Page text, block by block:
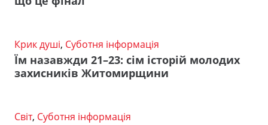
Крик душі, Суботня інформація
Їм назавжди 21–23: сім історій молодих
захисників Житомирщини
Світ, Суботня інформація